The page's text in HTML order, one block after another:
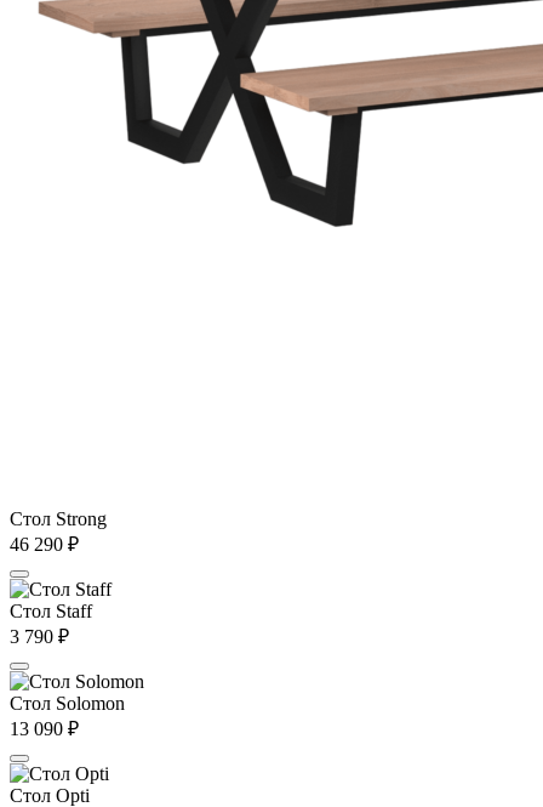
Стол Strong
46 290 ₽
Стол Staff
3 790 ₽
Стол Solomon
13 090 ₽
Стол Opti